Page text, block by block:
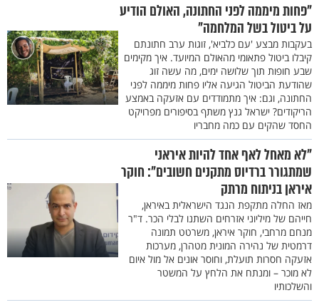
"פחות מיממה לפני החתונה, האולם הודיע
על ביטול בשל המלחמה"
בעקבות מבצע 'עם כלביא', זוגות ערב חתונתם
קיבלו ביטול פתאומי מהאולם המיועד. איך מקימים
שבע חופות תוך שלושה ימים, מה עשה זוג
שהודעת הביטול הגיעה אליו פחות מיממה לפני
החתונה, וגם: איך מתמודדים עם אזעקה באמצע
הריקודים? ישראל גנץ משתף בסיפורים מפרויקט
החסד שהקים עם כמה מחבריו
"לא מאחל לאף אחד להיות איראני
שמתגורר ברדיוס מתקנים חשובים": חוקר
איראן בניתוח מרתק
מאז החלה מתקפת הנגד הישראלית באיראן,
חייהם של מיליוני אזרחים השתנו לבלי הכר. ד"ר
מנחם מרחבי, חוקר איראן, משרטט תמונה
דרמטית של נהירה המונית מטהרן, מערכות
אזעקה חסרות תועלת, וחוסר אונים אל מול איום
לא מוכר – ומנתח את הלחץ על המשטר
והשלכותיו